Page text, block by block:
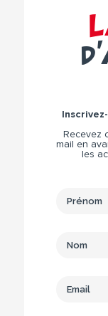
Recevez
mail en
les